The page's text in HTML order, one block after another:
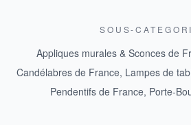
SOUS-
Appliques murales & Sconces de
Candélabres de France, Lampes de
Pendentifs de France, Porte-